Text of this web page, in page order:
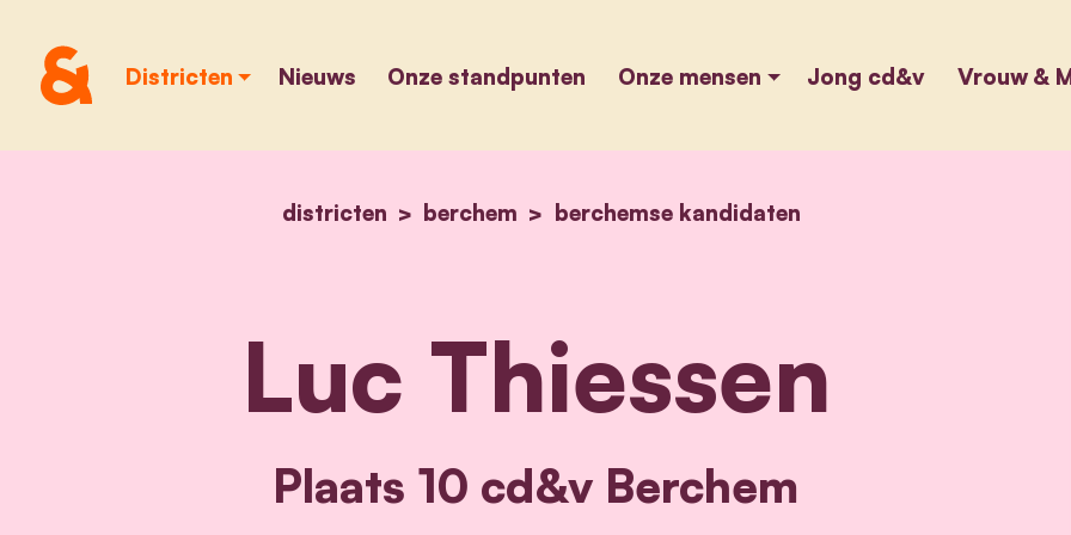
Districten Nieuws Onze standpunten Onze mensen Jong cd&v Vrouw &
home
districten berchem berchemse kandidaten
luc thiessen
Luc Thiessen
Plaats 10 cd&v Berchem